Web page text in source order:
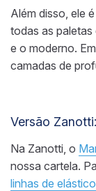
Além disso, ele
todas as
e o moderno.
camadas de
Versão Zanotti:
Na Zanotti, o
nossa cartela.
linhas de